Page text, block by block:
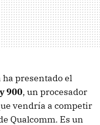
ha presentado el
900, un procesador
vendría a competir
Qualcomm. Es un